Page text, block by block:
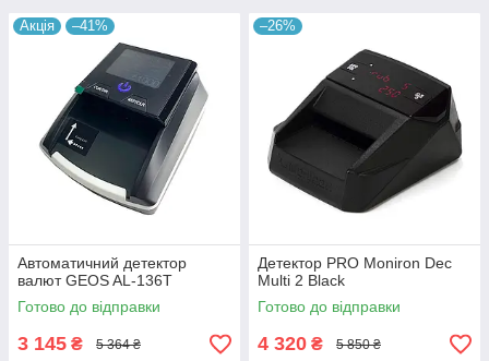
Акція –41%
Автоматичний детектор
валют GEOS AL-136T
Готово до відправки
3 145 ₴ 5 364 ₴
–26%
Детектор PRO Moniron Dec
Multi 2 Black
Готово до відправки
4 320 ₴ 5 850 ₴